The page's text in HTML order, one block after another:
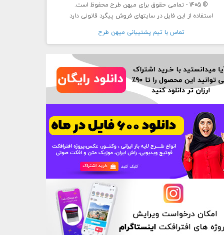
© 1405 - تمامی حقوق برای میهن طرح محفوظ است.
استفاده از این فایل در سایتهای فروش پیگرد قانونی دارد
تماس با تيم پشتيبانی ميهن طرح